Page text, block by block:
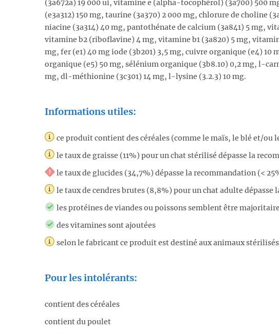
(3a672a) 19 000 ui, vitamine e (alpha-tocophérol) (3a700) 500
(e3a312) 150 mg, taurine (3a370) 2 000 mg, chlorure de choline
niacine (3a314) 40 mg, pantothénate de calcium (3a841) 5 mg,
vitamine b2 (riboflavine) 4 mg, vitamine b1 (3a820) 5 mg,
mg, fer (e1) 40 mg iode (3b201) 3,5 mg, cuivre organique (e4) 10
organique (e5) 50 mg, sélénium organique (3b8.10) 0,2 mg, l-
mg, dl-méthionine (3c301) 14 mg, l-lysine (3.2.3) 10 mg.
Informations utiles:
ce produit contient des céréales (comme le maïs, le blé et/ou
le taux de graisse (11%) pour un chat stérilisé dépasse la
le taux de glucides (34,7%) dépasse la recommandation (<
le taux de cendres brutes (8,8%) pour un chat adulte
les protéines de viandes ou poissons semblent être
des vitamines sont ajoutées
selon le fabricant ce produit est destiné aux animaux stérilisés
Pour les intolérants:
contient des céréales
contient du poulet